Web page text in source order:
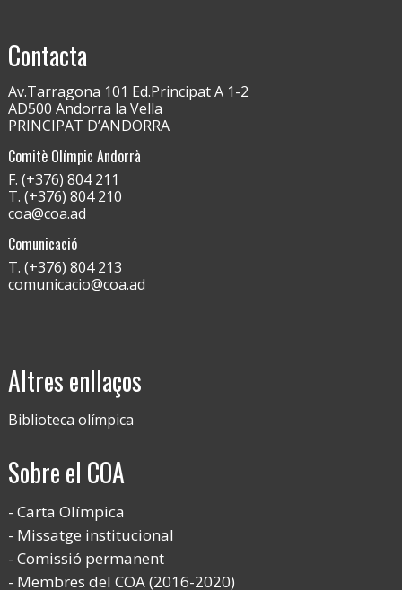
Contacta
Av.Tarragona 101 Ed.Principat A 1-2
AD500 Andorra la Vella
PRINCIPAT D’ANDORRA
Comitè Olímpic Andorrà
F. (+376) 804 211
T. (+376) 804 210
coa@coa.ad
Comunicació
T. (+376) 804 213
comunicacio@coa.ad
Altres enllaços
Biblioteca olímpica
Sobre el COA
Carta Olímpica
Missatge institucional
Comissió permanent
Membres del COA (2016-2020)